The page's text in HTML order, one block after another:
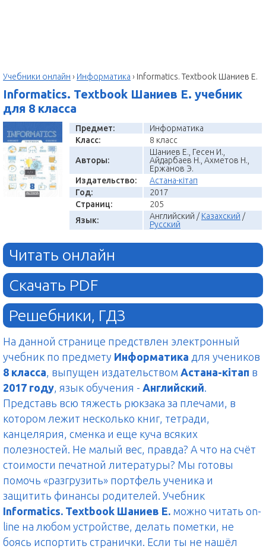
Учебники онлайн › Информатика › Informatics. Textbook Шаниев Е.
Informatics. Textbook Шаниев Е. учебник
для 8 класса
Предмет:
Информатика
Класс:
8 класс
Авторы:
Шаниев Е., Гесен И.,
Айдарбаев Н., Ахметов Н.,
Ержанов Э.
Издательство:
Астана-кітап
Год:
2017
Страниц:
205
Язык:
Английский / Казахский /
Русский
Читать онлайн
Скачать PDF
Решебники, ГДЗ
На данной странице предствлен электронный
учебник по предмету Информатика для учеников
8 класса, выпущен издательством Астана-кітап в
2017 году, язык обучения - Английский.
Представь всю тяжесть рюкзака за плечами, в
котором лежит несколько книг, тетради,
канцелярия, сменка и еще куча всяких
полезностей. Не малый вес, правда? А что на счёт
стоимости печатной литературы? Мы готовы
помочь «разгрузить» портфель ученика и
защитить финансы родителей. Учебник
Informatics. Textbook Шаниев Е. можно читать on-
line на любом устройстве, делать пометки, не
боясь испортить странички. Если ты не нашёл